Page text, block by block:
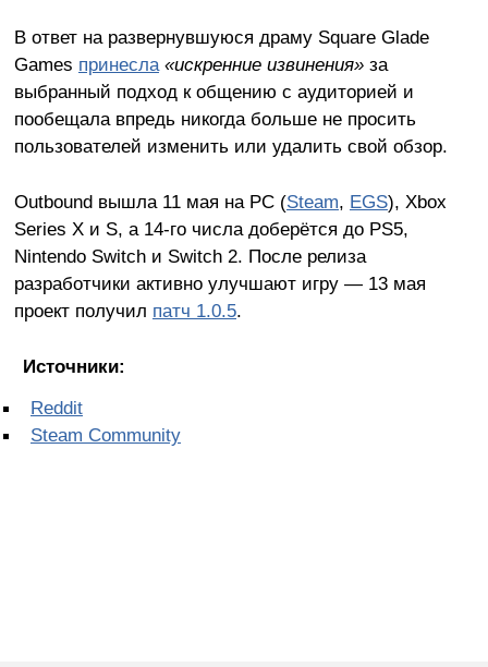
В ответ на развернувшуюся драму Square Glade
Games принесла «искренние извинения»за
выбранный подход к общению с аудиторией и
пообещала впредь никогда больше не просить
пользователей изменить или удалить свой обзор.
Outbound вышла 11 мая на PC (Steam, EGS), Xbox
Series X и S, а 14-го числа доберётся до PS5,
Nintendo Switch и Switch 2. После релиза
разработчики активно улучшают игру — 13 мая
проект получил патч 1.0.5.
Источники:
Reddit
Steam Community